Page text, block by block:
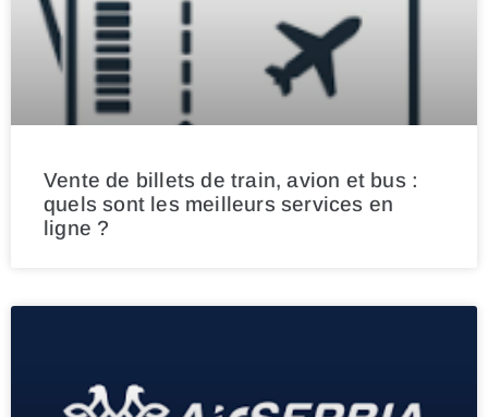
Vente de billets de train, avion et bus :
quels sont les meilleurs services en
ligne ?